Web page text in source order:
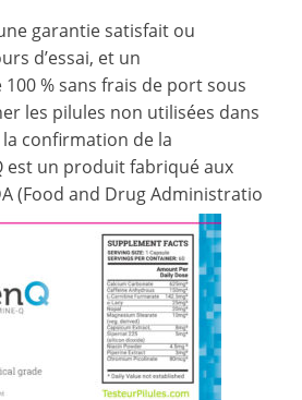
garantie satisfait ou
d’essai, et un
% sans frais de port sous
les pilules non utilisées dans
confirmation de la
est un produit fabriqué aux
(Food and Drug Administratio